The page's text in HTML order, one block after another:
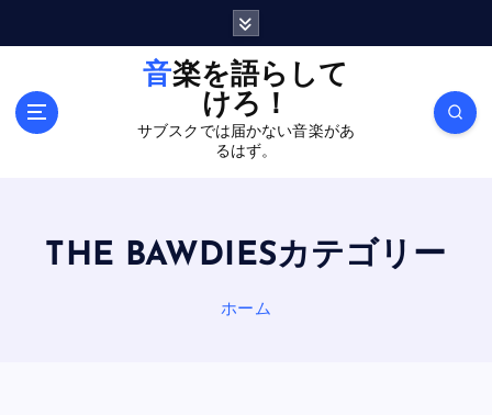
音楽を語らして
けろ！
サブスクでは届かない音楽があ
るはず。
THE BAWDIESカテゴリー
ホーム